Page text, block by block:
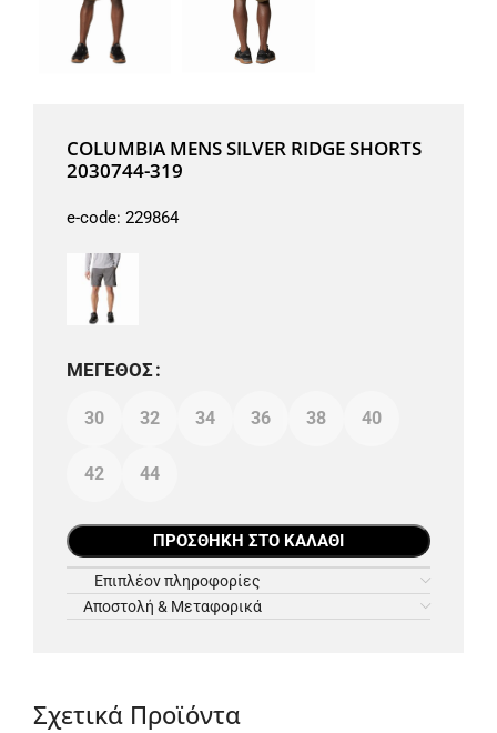
COLUMBIA MENS SILVER RIDGE SHORTS
2030744-319
e-code: 229864
ΜΈΓΕΘΟΣ
30 32 34 36 38 40
42 44
ΠΡΟΣΘΉΚΗ ΣΤΟ ΚΑΛΆΘΙ
Επιπλέον πληροφορίες
Αποστολή & Μεταφορικά
Σχετικά Προϊόντα